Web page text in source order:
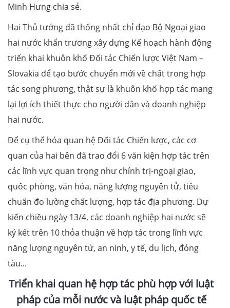
Minh Hưng chia sẻ.
Hai Thủ tướng đã thống nhất chỉ đạo Bộ Ngoại giao
hai nước khẩn trương xây dựng Kế hoạch hành động
triển khai khuôn khổ Đối tác Chiến lược Việt Nam –
Slovakia để tạo bước chuyển mới về chất trong hợp
tác song phương, thật sự là khuôn khổ hợp tác mang
lại lợi ích thiết thực cho người dân và doanh nghiệp
hai nước.
Để cụ thể hóa quan hệ Đối tác Chiến lược, các cơ
quan của hai bên đã trao đổi 6 văn kiện hợp tác trên
các lĩnh vực quan trọng như chính trị-ngoại giao,
quốc phòng, văn hóa, năng lượng nguyên tử, tiêu
chuẩn đo lường chất lượng, hợp tác địa phương. Dự
kiến chiều ngày 13/4, các doanh nghiệp hai nước sẽ
ký kết trên 10 thỏa thuận về hợp tác trong lĩnh vực
năng lượng nguyên tử, an ninh, y tế, du lịch, đóng
tàu...
Triển khai quan hệ hợp tác phù hợp với luật
pháp của mỗi nước và luật pháp quốc tế